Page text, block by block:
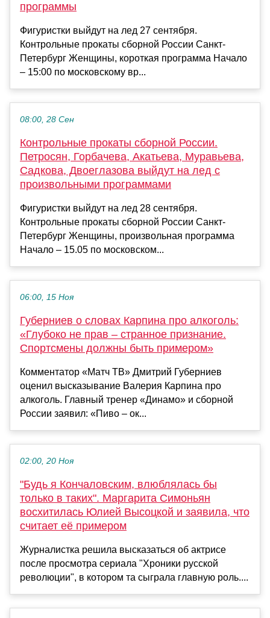
программы
Фигуристки выйдут на лед 27 сентября.
Контрольные прокаты сборной России Санкт-
Петербург Женщины, короткая программа Начало
– 15:00 по московскому вр...
08:00, 28 Сен
Контрольные прокаты сборной России.
Петросян, Горбачева, Акатьева, Муравьева,
Садкова, Двоеглазова выйдут на лед с
произвольными программами
Фигуристки выйдут на лед 28 сентября.
Контрольные прокаты сборной России Санкт-
Петербург Женщины, произвольная программа
Начало – 15.05 по московском...
06:00, 15 Ноя
Губерниев о словах Карпина про алкоголь:
«Глубоко не прав – странное признание.
Спортсмены должны быть примером»
Комментатор «Матч ТВ» Дмитрий Губерниев
оценил высказывание Валерия Карпина про
алкоголь. Главный тренер «Динамо» и сборной
России заявил: «Пиво – ок...
02:00, 20 Ноя
"Будь я Кончаловским, влюблялась бы
только в таких". Маргарита Симоньян
восхитилась Юлией Высоцкой и заявила, что
считает её примером
Журналистка решила высказаться об актрисе
после просмотра сериала "Хроники русской
революции", в котором та сыграла главную роль....